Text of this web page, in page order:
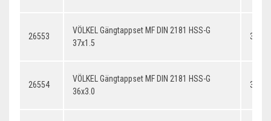
26553
VÖLKEL Gängtappset MF DIN 2181 HSS-G
37x1.5
26554
VÖLKEL Gängtappset MF DIN 2181 HSS-G
36x3.0